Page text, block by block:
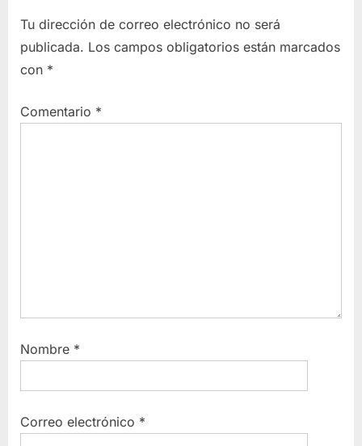
Tu dirección de correo electrónico no será
publicada. Los campos obligatorios están marcados
con *
Comentario *
Nombre *
Correo electrónico *